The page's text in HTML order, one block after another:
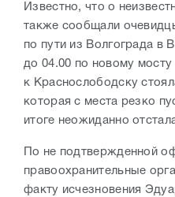
Известно, что о
также сообщали
по пути из Волгограда в
до 04.00 по новому
к Краснослободску
которая с места резко
итоге неожиданно
По не подтвержденной
правоохранительные
факту исчезновения